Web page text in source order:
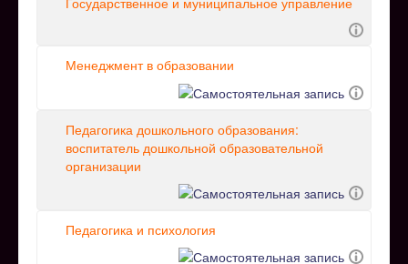
Менеджмент в образовании
Педагогика дошкольного образования:
воспитатель дошкольной образовательной
организации
Педагогика и психология